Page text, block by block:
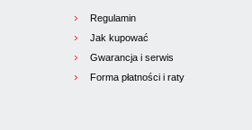
Regulamin
Jak kupować
Gwarancja i serwis
Forma płatności i raty